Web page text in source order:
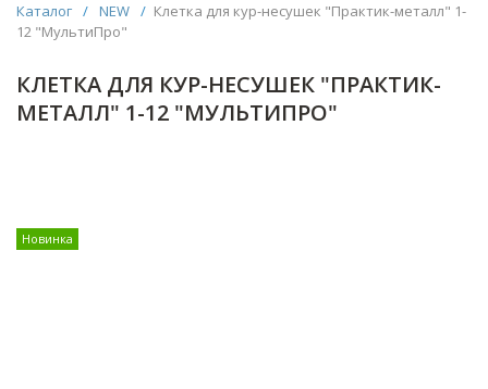
Каталог / NEW / Клетка для кур-несушек "Практик-металл" 1-
12 "МультиПро"
КЛЕТКА ДЛЯ КУР-НЕСУШЕК "ПРАКТИК-
МЕТАЛЛ" 1-12 "МУЛЬТИПРО"
Новинка